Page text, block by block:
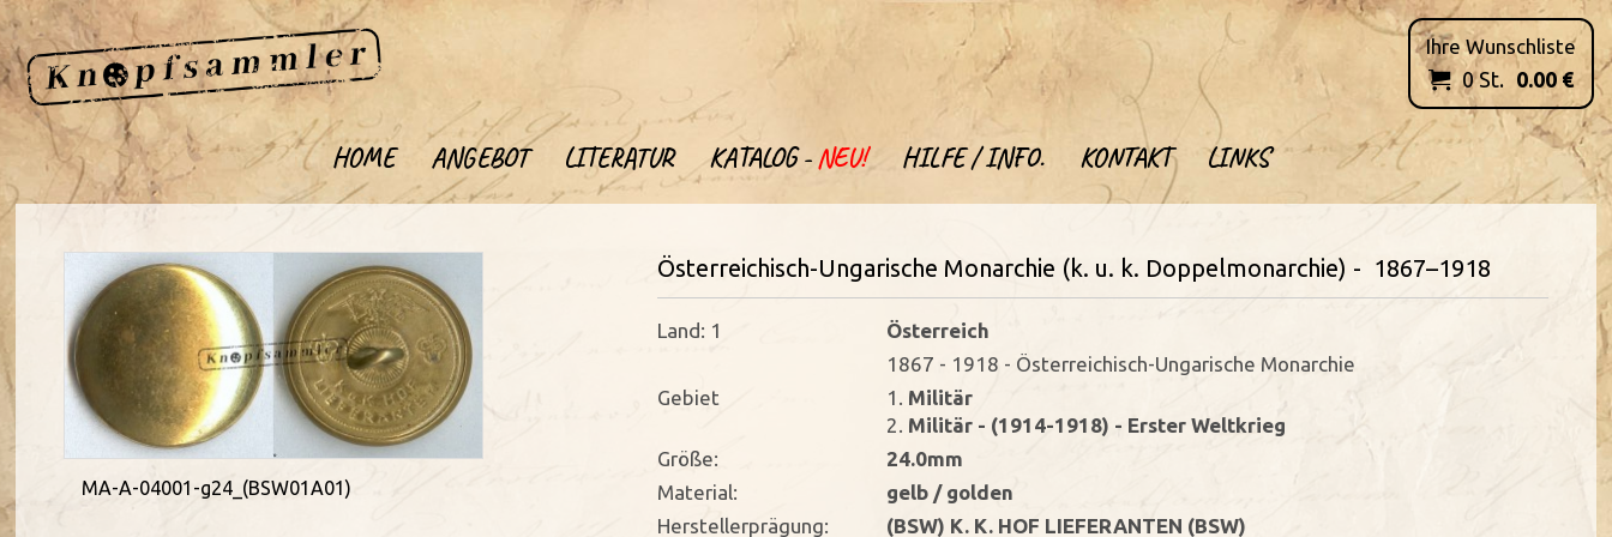
HOME ANGEBOT LITERATUR KATALOG -NEU! HILFE / INFO. KONTAKT LINKS
Ihre Wunschliste
 0St. 0.00 €
MA-A-04001-g24_(BSW01A01)
Österreichisch-Ungarische Monarchie (k. u. k. Doppelmonarchie) - 1867–1918
Land: 1
Österreich
1867 - 1918 - Österreichisch-Ungarische Monarchie
Gebiet
1. Militär
2. Militär - (1914-1918) - Erster Weltkrieg
Größe:
24.0mm
Material:
gelb / golden
Herstellerprägung:
(BSW) K. K. HOF LIEFERANTEN (BSW)